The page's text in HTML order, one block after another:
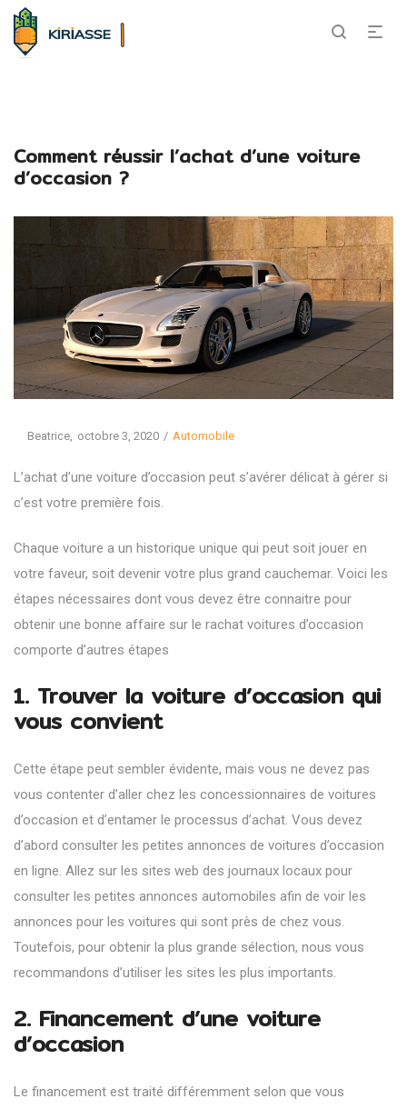
Comment réussir l’achat d’une voiture
d’occasion ?
Beatrice Posted
octobre 3, 2020
Posted
Automobile
L’achat d’une voiture d’occasion peut s’avérer délicat à gérer si
c’est votre première fois.
Chaque voiture a un historique unique qui peut soit jouer en
votre faveur, soit devenir votre plus grand cauchemar. Voici les
étapes nécessaires dont vous devez être connaitre pour
obtenir une bonne affaire sur le rachat voitures d’occasion
comporte d’autres étapes
1. Trouver la voiture d’occasion qui
vous convient
Cette étape peut sembler évidente, mais vous ne devez pas
vous contenter d’aller chez les concessionnaires de voitures
d’occasion et d’entamer le processus d’achat. Vous devez
d’abord consulter les petites annonces de voitures d’occasion
en ligne. Allez sur les sites web des journaux locaux pour
consulter les petites annonces automobiles afin de voir les
annonces pour les voitures qui sont près de chez vous.
Toutefois, pour obtenir la plus grande sélection, nous vous
recommandons d’utiliser les sites les plus importants.
2. Financement d’une voiture
d’occasion
Le financement est traité différemment selon que vous